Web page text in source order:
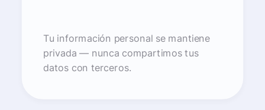
Tu información personal se mantiene
privada — nunca compartimos tus
datos con terceros.